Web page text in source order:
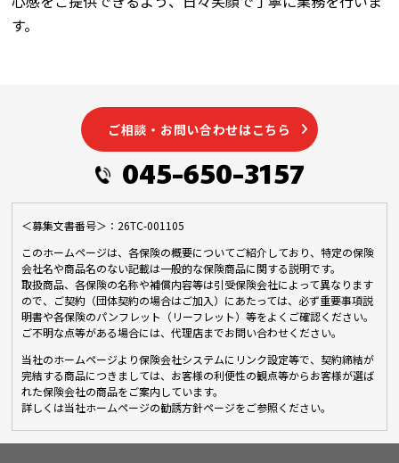
す。
ご相談・お問い合わせはこちら
045-650-3157
＜募集文書番号＞：26TC-001105
このホームページは、各保険の概要についてご紹介しており、特定の保険
会社名や商品名のない記載は一般的な保険商品に関する説明です。
取扱商品、各保険の名称や補償内容等は引受保険会社によって異なります
ので、ご契約（団体契約の場合はご加入）にあたっては、必ず重要事項説
明書や各保険のパンフレット（リーフレット）等をよくご確認ください。
ご不明な点等がある場合には、代理店までお問い合わせください。
当社のホームページより保険会社システムにリンク設定等で、契約締結が
完結する商品につきましては、お客様の利便性の観点等からお客様が選ば
れた保険会社の商品をご案内しています。
詳しくは当社ホームページの勧誘方針ページをご参照ください。